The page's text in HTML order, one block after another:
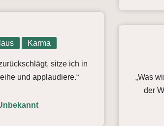
Karma
sitze ich in
und applaudiere.“
„Was
der